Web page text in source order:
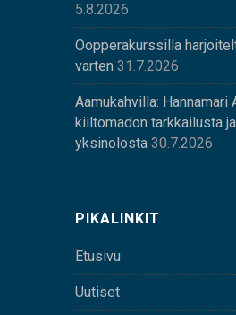
5.8.2026
Oopperakurssilla
varten 31.7.2026
Aamukahvilla: Hannamari
kiiltomadon tarkkailusta
yksinolosta 30.7.2026
PIKALINKIT
Etusivu
Uutiset